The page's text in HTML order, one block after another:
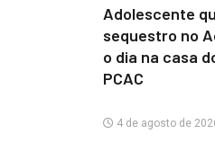
Adolescente
sequestro no
o dia na casa
PCAC
4 de agosto de